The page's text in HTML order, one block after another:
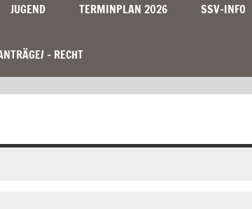
JUGEND TERMINPLAN 2026 SSV-INFO
– RECHT